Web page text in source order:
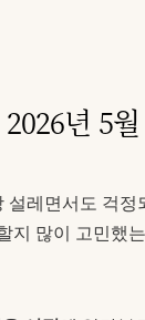
년 5
설레면서도 걱정
지 많이 고민했